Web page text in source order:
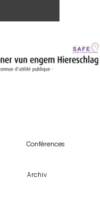
Conférences
Archiv